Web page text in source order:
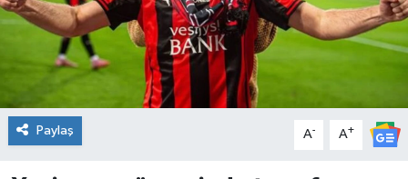
Paylaş A- A+
EKONOMİ
Erdek
Gömeç